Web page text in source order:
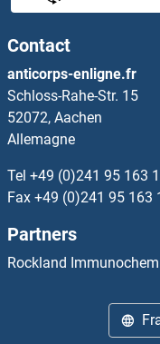
Contact
anticorps-enligne.fr
Schloss-Rahe-Str. 15
52072, Aachen
Allemagne
Tel +49 (0)241 95 163
Fax +49 (0)241 95 163
Partners
Rockland